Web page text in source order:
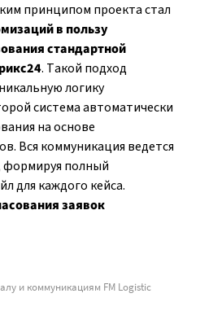
принципом проекта стал
в пользу
стандартной
. Такой подход
логику
система автоматически
на основе
Вся коммуникация ведется
формируя полный
для каждого кейса.
заявок
и коммуникациям FM Logistic